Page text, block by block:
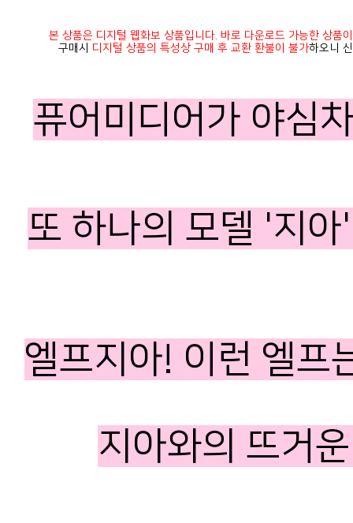
본 상품은 디지털 웹화보 상품입니다. 바로 다운로드 가능한 상품
구매시 디지털 상품의 특성상 구매 후 교환 환불이 불가하오니
퓨어미디어가 야심
또 하나의 모델 '지
엘프지아! 이런 엘프
지아와의 뜨거